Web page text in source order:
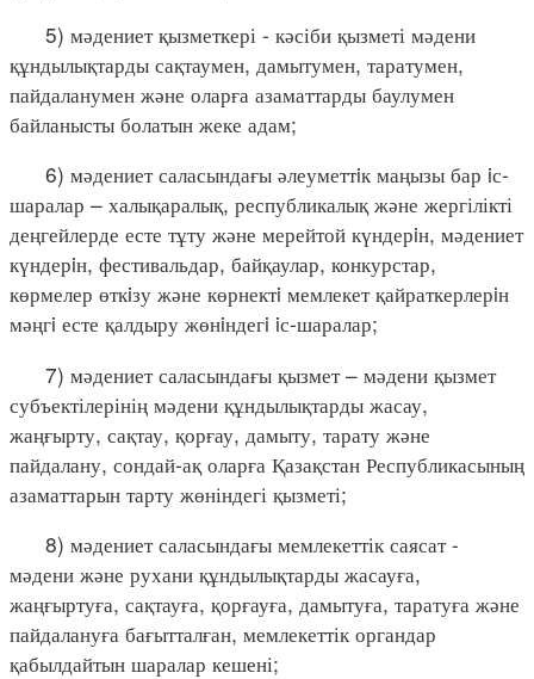
5) мәдениет қызметкері - кәсіби қызметі мәдени
құндылықтарды сақтаумен, дамытумен, таратумен,
пайдаланумен және оларға азаматтарды баулумен
байланысты болатын жеке адам;
6) мәдениет саласындағы әлеуметтiк маңызы бар iс-
шаралар – халықаралық, республикалық және жергілікті
деңгейлерде есте тұту және мерейтой күндерiн, мәдениет
күндерiн, фестивальдар, байқаулар, конкурстар,
көрмелер өткiзу және көрнектi мемлекет қайраткерлерiн
мәңгi есте қалдыру жөнiндегi iс-шаралар;
7) мәдениет саласындағы қызмет – мәдени қызмет
субъектілерінің мәдени құндылықтарды жасау,
жаңғырту, сақтау, қорғау, дамыту, тарату және
пайдалану, сондай-ақ оларға Қазақстан Республикасының
азаматтарын тарту жөніндегі қызметі;
8) мәдениет саласындағы мемлекеттік саясат -
мәдени және рухани құндылықтарды жасауға,
жаңғыртуға, сақтауға, қорғауға, дамытуға, таратуға және
пайдалануға бағытталған, мемлекеттік органдар
қабылдайтын шаралар кешені;